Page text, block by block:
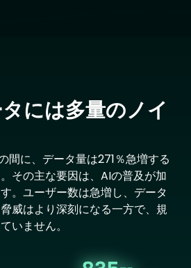
には多量のノイ
間に、データ量は271％急増する
その主な要因は、AIの普及が加
。ユーザー数は急増し、データ
威はより深刻になる一方で、規
いません。